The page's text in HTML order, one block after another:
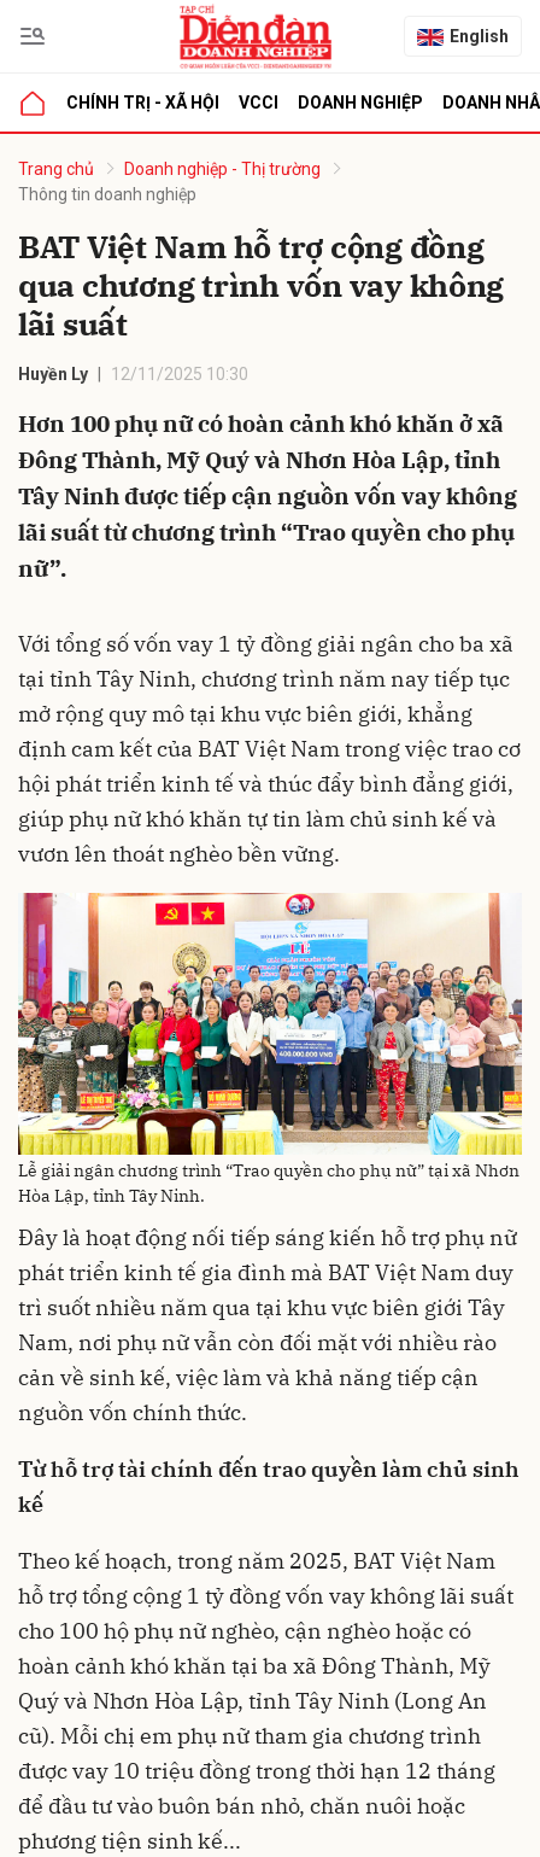
English
CHÍNH TRỊ - XÃ HỘI VCCI DOANH NGHIỆP DOANH
Trang chủ
Doanh nghiệp - Thị trường
Thông tin doanh nghiệp
BAT Việt Nam hỗ trợ cộng đồng
qua chương trình vốn vay không
lãi suất
Huyền Ly 12/11/2025 10:30
Hơn 100 phụ nữ có hoàn cảnh khó khăn ở xã
Đông Thành, Mỹ Quý và Nhơn Hòa Lập, tỉnh
Tây Ninh được tiếp cận nguồn vốn vay không
lãi suất từ chương trình “Trao quyền cho phụ
nữ”.
Với tổng số vốn vay 1 tỷ đồng giải ngân cho ba xã
tại tỉnh Tây Ninh, chương trình năm nay tiếp tục
mở rộng quy mô tại khu vực biên giới, khẳng
định cam kết của BAT Việt Nam trong việc trao cơ
hội phát triển kinh tế và thúc đẩy bình đẳng giới,
giúp phụ nữ khó khăn tự tin làm chủ sinh kế và
vươn lên thoát nghèo bền vững.
Lễ giải ngân chương trình “Trao quyền cho phụ nữ” tại xã Nhơn
Hòa Lập, tỉnh Tây Ninh.
Đây là hoạt động nối tiếp sáng kiến hỗ trợ phụ nữ
phát triển kinh tế gia đình mà BAT Việt Nam duy
trì suốt nhiều năm qua tại khu vực biên giới Tây
Nam, nơi phụ nữ vẫn còn đối mặt với nhiều rào
cản về sinh kế, việc làm và khả năng tiếp cận
nguồn vốn chính thức.
Từ hỗ trợ tài chính đến trao quyền làm chủ sinh
kế
Theo kế hoạch, trong năm 2025, BAT Việt Nam
hỗ trợ tổng cộng 1 tỷ đồng vốn vay không lãi suất
cho 100 hộ phụ nữ nghèo, cận nghèo hoặc có
hoàn cảnh khó khăn tại ba xã Đông Thành, Mỹ
Quý và Nhơn Hòa Lập, tỉnh Tây Ninh (Long An
cũ). Mỗi chị em phụ nữ tham gia chương trình
được vay 10 triệu đồng trong thời hạn 12 tháng
để đầu tư vào buôn bán nhỏ, chăn nuôi hoặc
phương tiện sinh kế...
luận